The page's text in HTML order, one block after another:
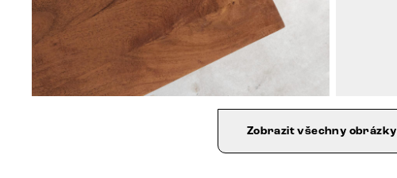
Zobrazit všechny obrázky